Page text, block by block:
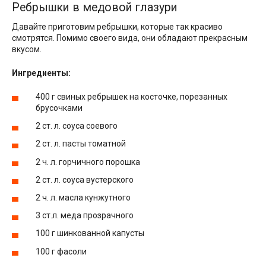
Ребрышки в медовой глазури
Давайте приготовим ребрышки, которые так красиво
смотрятся. Помимо своего вида, они обладают прекрасным
вкусом.
Ингредиенты:
400 г свиных ребрышек на косточке, порезанных
брусочками
2 ст. л. соуса соевого
2 ст. л. пасты томатной
2 ч. л. горчичного порошка
2 ст. л. соуса вустерского
2 ч. л. масла кунжутного
3 ст.л. меда прозрачного
100 г шинкованной капусты
100 г фасоли